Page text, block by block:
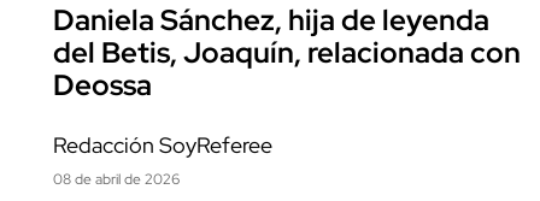
Daniela Sánchez, hija de leyenda
del Betis, Joaquín, relacionada con
Deossa
Redacción SoyReferee
08 de abril de 2026